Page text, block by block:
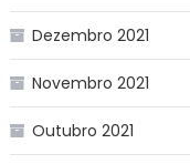
Dezembro 2021
Novembro 2021
Outubro 2021